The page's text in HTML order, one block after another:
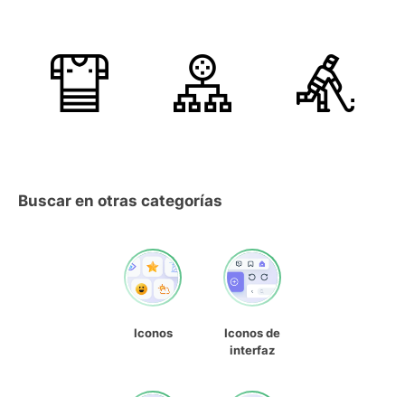
Buscar en otras categorías
Iconos
Iconos de
interfaz